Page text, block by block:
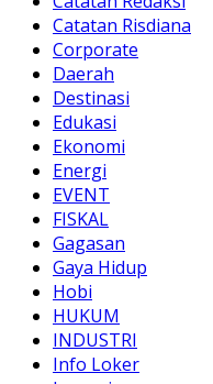
Catatan Risdiana
Corporate
Daerah
Destinasi
Edukasi
Ekonomi
Energi
EVENT
FISKAL
Gagasan
Gaya Hidup
Hobi
HUKUM
INDUSTRI
Info Loker